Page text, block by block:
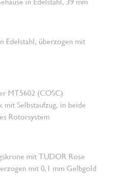
Edelstahl, überzogen mit
MT5602 (COSC)
mit Selbstaufzug, in beide
Rotorsystem
mit TUDOR Rose
mit 0,1 mm Gelbgold